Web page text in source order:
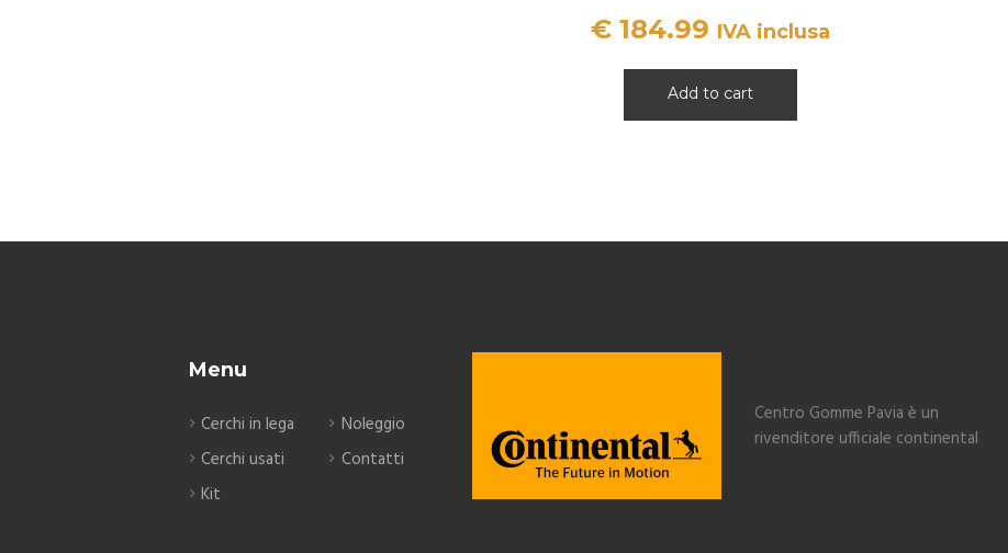
€ 184.99 IVA inclusa
Add to cart
Menu
Cerchi in lega
Cerchi usati
Kit
Noleggio
Contatti
Centro Gomme Pavia è un
rivenditore ufficiale continental